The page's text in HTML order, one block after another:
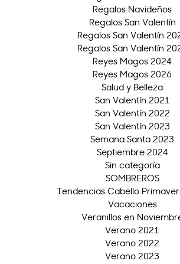
Regalos Navideños
Regalos San Valentín
Regalos San Valentín
Regalos San Valentín
Reyes Magos 2024
Reyes Magos 2026
Salud y Belleza
San Valentín 2021
San Valentín 2022
San Valentín 2023
Semana Santa 2023
Septiembre 2024
Sin categoría
SOMBREROS
Tendencias Cabello
Vacaciones
Veranillos en
Verano 2021
Verano 2022
Verano 2023